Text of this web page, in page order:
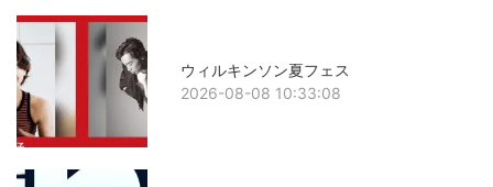
ウィルキンソン夏フェス
2026-08-08 10:33:08